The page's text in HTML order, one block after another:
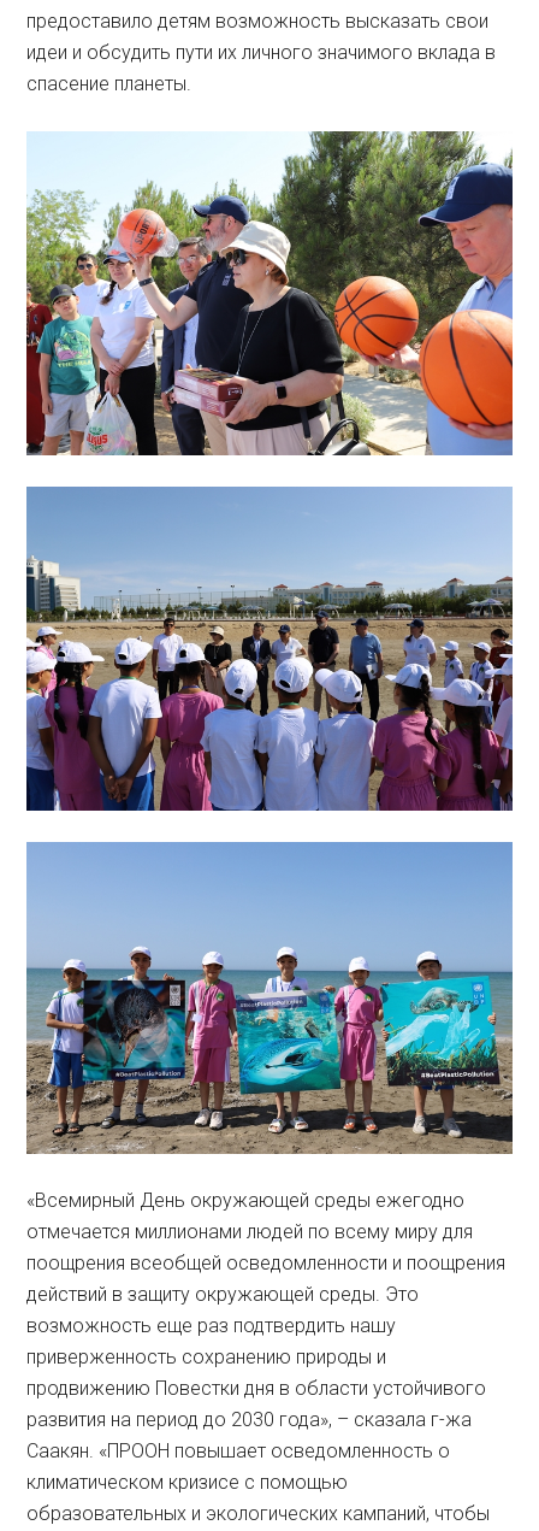
предоставило детям возможность высказать свои
идеи и обсудить пути их личного значимого вклада в
спасение планеты.
«Всемирный День окружающей среды ежегодно
отмечается миллионами людей по всему миру для
поощрения всеобщей осведомленности и поощрения
действий в защиту окружающей среды. Это
возможность еще раз подтвердить нашу
приверженность сохранению природы и
продвижению Повестки дня в области устойчивого
развития на период до 2030 года», – сказала г-жа
Саакян. «ПРООН повышает осведомленность о
климатическом кризисе с помощью
образовательных и экологических кампаний, чтобы